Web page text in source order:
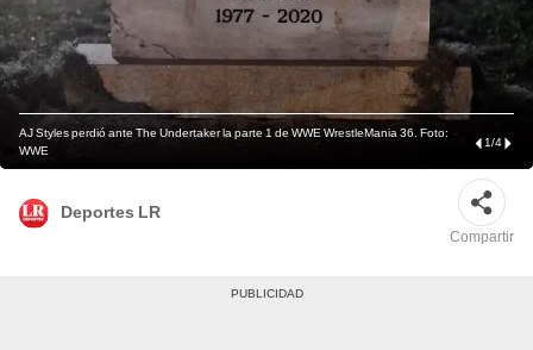
AJ Styles perdió ante The Undertaker la parte 1 de WWE WrestleMania 36. Foto:
WWE
1/4
Deportes LR
Compartir